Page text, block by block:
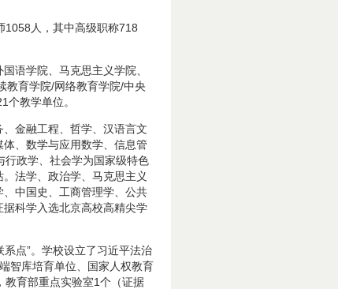
1058人，其中高级职称718
语学院、马克思主义学院、
教育学院/网络教育学院/中央
教学单位。
金融工程、哲学、汉语言文
、数学与应用数学、信息管
行政学、社会学为国家级特色
法学、政治学、马克思主义
中国史、工商管理学、公共
科学入选北京高校高精尖学
点”。学校设立了习近平法治
智库培育单位、国家人权教育
教育部重点实验室1个（证据